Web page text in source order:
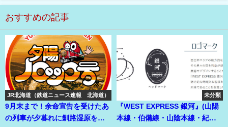
おすすめの記事
JR北海道（鉄道ニュース速報 北海道）
9月末まで！余命宣告を受けたあ
の列車が夕暮れに釧路湿原をの
未分類
『WEST EXPRESS 銀河』(山陽
本線・伯備線・山陰本線・紀勢